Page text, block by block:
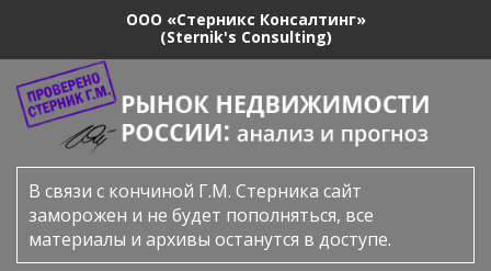
ООО «Стерникс Консалтинг»
(Sternik's Consulting)
В связи с кончиной Г.М. Стерника сайт
заморожен и не будет пополняться, все
материалы и архивы останутся в доступе.